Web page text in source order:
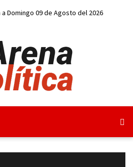
Domingo 09 de Agosto del 2026